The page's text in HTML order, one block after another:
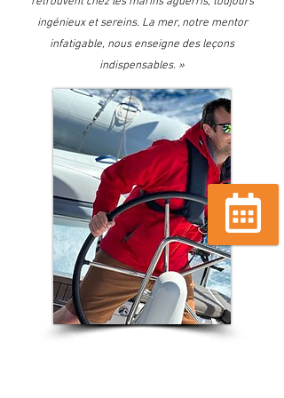
Réserver
ingénieux et sereins. La mer, notre mentor
infatigable, nous enseigne des leçons
indispensables. »